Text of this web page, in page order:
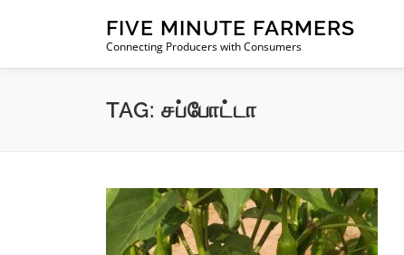
FIVE MINUTE FARMERS
Connecting Producers with Consumers
TAG: சப்போட்டா